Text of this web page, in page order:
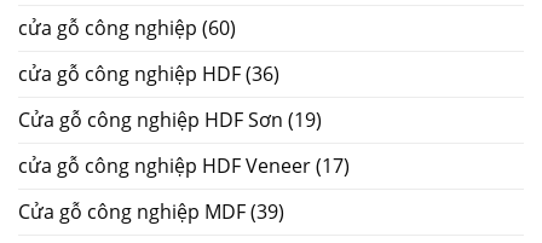
cửa gỗ công nghiệp (60)
cửa gỗ công nghiệp HDF(36)
Cửa gỗ công nghiệp HDF Sơn (19)
cửa gỗ công nghiệp HDF Veneer(17)
Cửa gỗ công nghiệp MDF(39)